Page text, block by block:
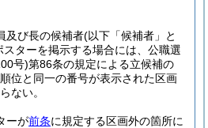
及び長の候補者(以下「候補者」と
スターを掲示する場合には、公職選
号)第86条の規定による立候補の
位と同一の番号が表示された区画
ない。
ーが前条に規定する区画外の箇所に